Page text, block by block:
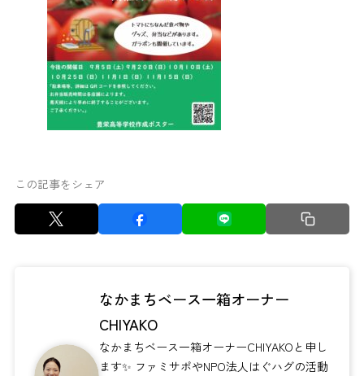
この記事をシェア
なかまちベース一箱オーナー
CHIYAKO
なかまちベース一箱オーナーCHIYAKOと申し
ます✨ ファミサポやNPO法人はぐハグの活動